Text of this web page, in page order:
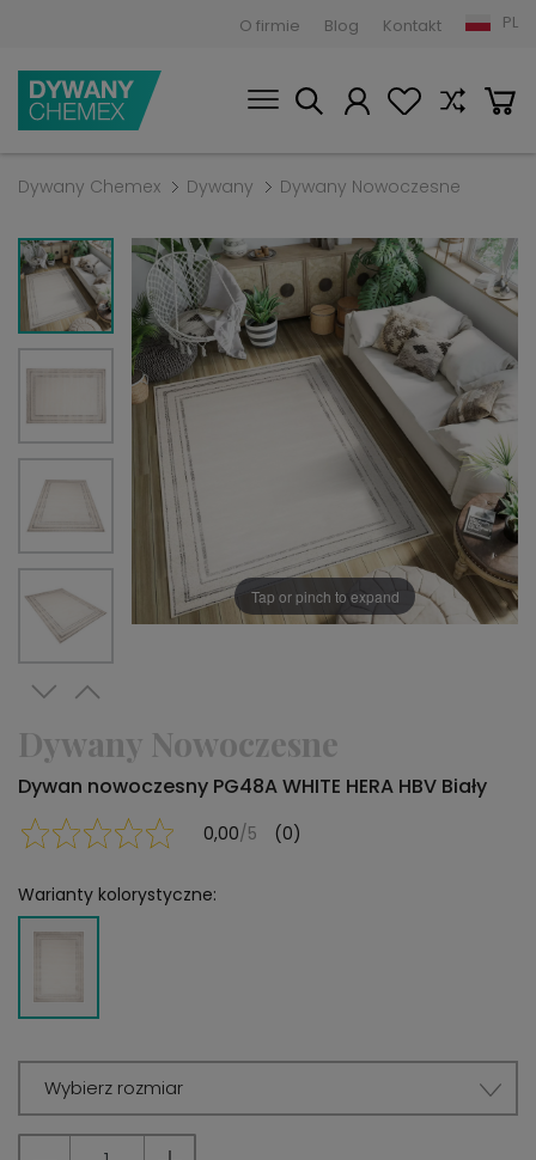
O firmie Blog Kontakt PL
Dywany Chemex Dywany Dywany Nowoczesne
Tap or pinch to expand
Dywany Nowoczesne
Dywan nowoczesny PG48A WHITE HERA HBV Biały
0,00/5 (0)
Warianty kolorystyczne:
Wybierz rozmiar